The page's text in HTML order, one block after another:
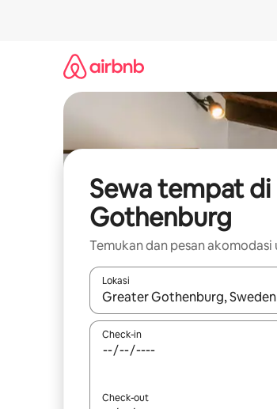
Sewa tempat
Gothenburg
Temukan dan pesan
Lokasi
Jika hasil yang dicari tersedia,
Check-in
Check-out